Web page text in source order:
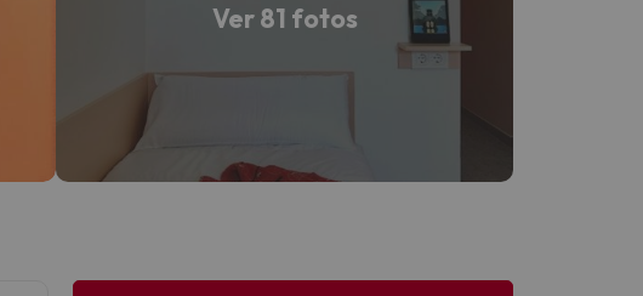
Ver 81 fotos